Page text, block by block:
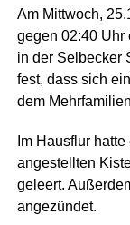
Am Mittwoch,
gegen 02:40 Uhr
in der Selbecker
fest, dass sich
dem
Im Hausflur
angestellten
geleert.
angezündet.